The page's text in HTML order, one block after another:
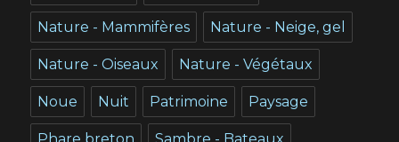
Nature - Mammifères Nature - Neige, gel
Nature - Oiseaux Nature - Végétaux
Noue Nuit Patrimoine Paysage